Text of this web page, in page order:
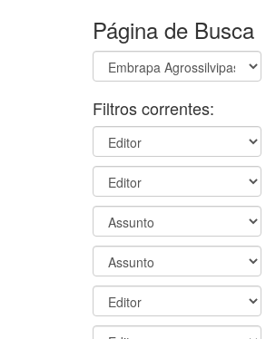
Página de Busca
Filtros correntes: